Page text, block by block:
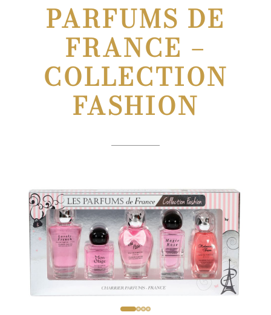
PARFUMS DE
FRANCE –
COLLECTION
FASHION